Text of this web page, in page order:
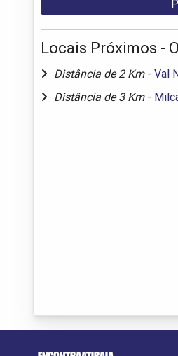
Locais Próximos -
Distância de 2 Km - Val
Distância de 3 Km -